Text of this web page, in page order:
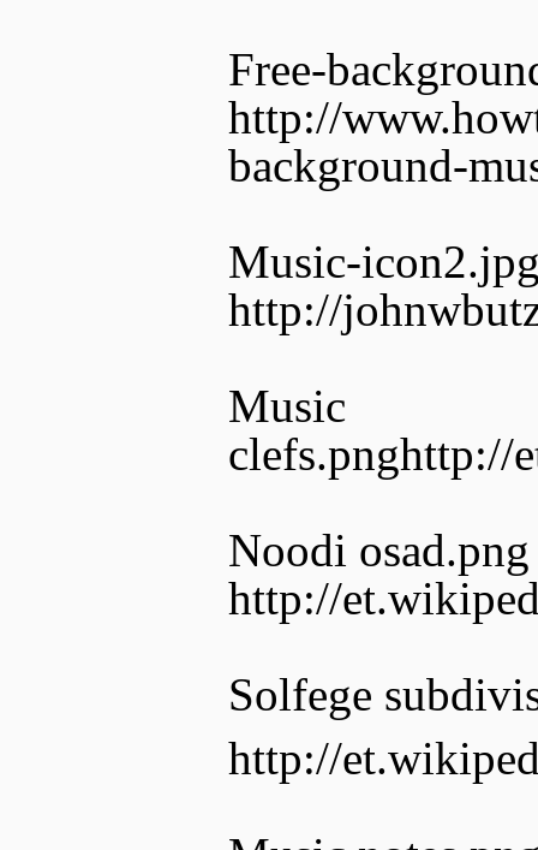
Free-
http://
background-
Music-
http://
Music
clefs.pnghttp://
Noodi osad.png
http://
Solfege
http://